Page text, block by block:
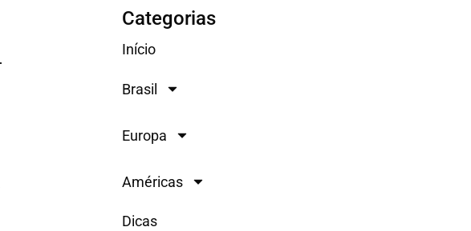
Categorias
Início
Brasil
Europa
Américas
Dicas